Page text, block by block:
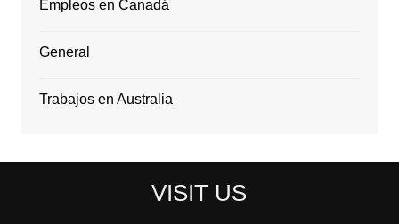
Empleos en Canadá
General
Trabajos en Australia
VISIT US